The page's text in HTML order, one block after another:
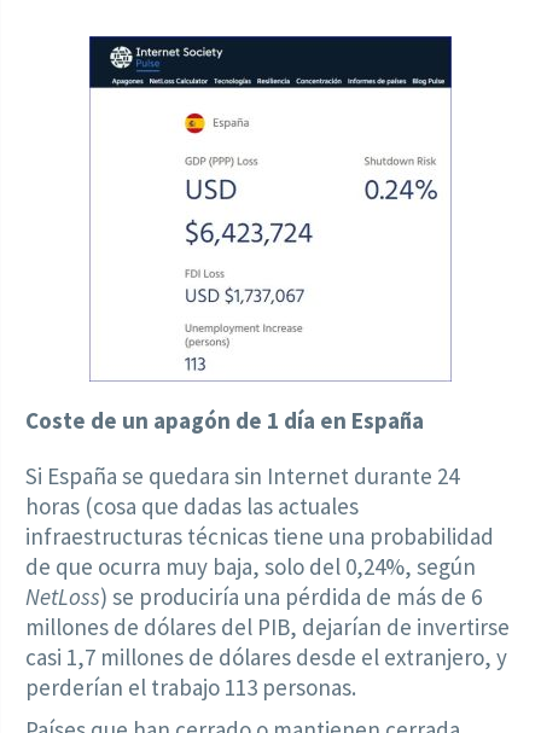
Coste de un apagón de 1 día en España
Si España se quedara sin Internet durante 24
horas (cosa que dadas las actuales
infraestructuras técnicas tiene una probabilidad
de que ocurra muy baja, solo del 0,24%, según
NetLoss) se produciría una pérdida de más de 6
millones de dólares del PIB, dejarían de invertirse
casi 1,7 millones de dólares desde el extranjero, y
perderían el trabajo 113 personas.